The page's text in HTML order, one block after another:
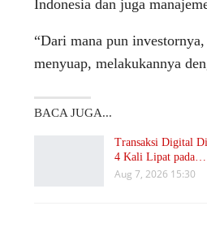
Indonesia dan juga
“Dari mana pun
menyuap, melakukannya
BACA JUGA...
Transaksi Digital
4 Kali Lipat pada…
Aug 7, 2026 15:30